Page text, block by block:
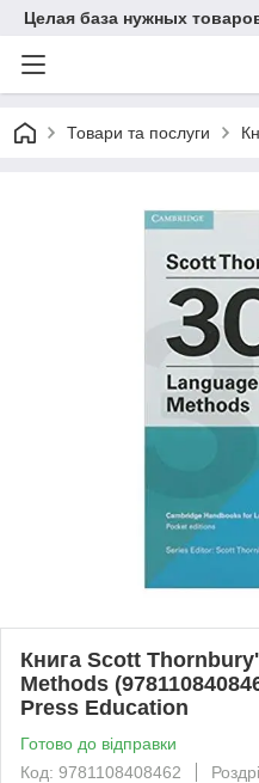
Целая база нужных
Товари та послуги
Книга Scott
Methods
Press Education
Готово до відправки
Код: 9781108408462